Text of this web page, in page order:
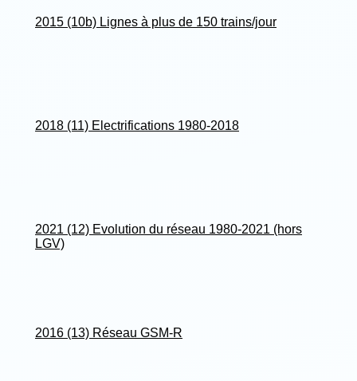
2015 (10b) Lignes à plus de 150 trains/jour
2018 (11) Electrifications 1980-2018
2021 (12) Evolution du réseau 1980-2021 (hors
LGV)
2016 (13) Réseau GSM-R